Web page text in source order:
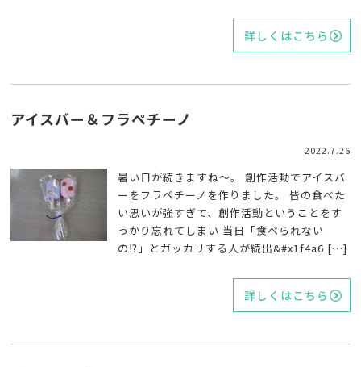
詳しくはこちら
アイスバー＆フラペチーノ
2022.7.26
暑い日が続きますね～。 創作活動でアイスバ
ーをフラペチーノを作りました。 皆の食べた
い思いが強すぎて、創作活動ということをす
っかり忘れてしまい 当日「食べられない
の⁉」とガッカリする人が続出&#x1f4a6 […]
詳しくはこちら